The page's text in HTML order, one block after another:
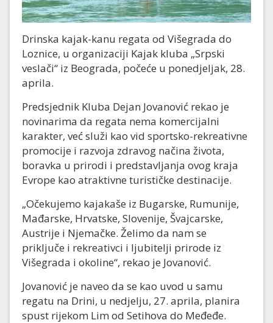
Drinska kajak-kanu regata od Višegrada do
Loznice, u organizaciji Kajak kluba „Srpski
veslači“ iz Beograda, počeće u ponedjeljak, 28.
aprila.
Predsjednik Kluba Dejan Jovanović rekao je
novinarima da regata nema komercijalni
karakter, već služi kao vid sportsko-rekreativne
promocije i razvoja zdravog načina života,
boravka u prirodi i predstavljanja ovog kraja
Evrope kao atraktivne turističke destinacije.
„Očekujemo kajakaše iz Bugarske, Rumunije,
Mađarske, Hrvatske, Slovenije, Švajcarske,
Austrije i Njemačke. Želimo da nam se
priključe i rekreativci i ljubitelji prirode iz
Višegrada i okoline“, rekao je Jovanović.
Jovanović je naveo da se kao uvod u samu
regatu na Drini, u nedjelju, 27. aprila, planira
spust rijekom Lim od Setihova do Međeđe.